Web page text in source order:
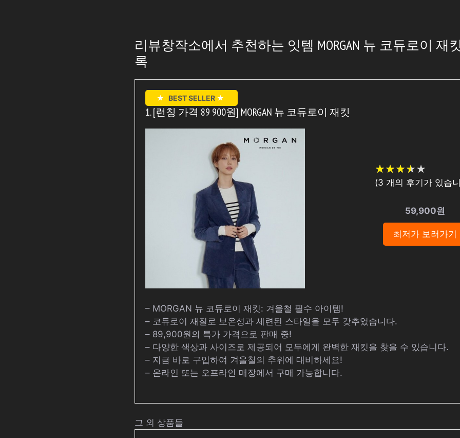
리뷰창작소에서 추천하는 잇템 MORGAN 뉴 코듀로이 재
록
★ BEST SELLER ★
1. [런칭 가격 89 900원] MORGAN 뉴 코듀로이 재킷
★★★★★
★★★★★
(3 개의 후기가 있습
59,900원
최저가 보러가기
– MORGAN 뉴 코듀로이 재킷: 겨울철 필수 아이템!
– 코듀로이 재질로 보온성과 세련된 스타일을 모두 갖추었습니다.
– 89,900원의 특가 가격으로 판매 중!
– 다양한 색상과 사이즈로 제공되어 모두에게 완벽한 재킷을 찾을 수 있습니다.
– 지금 바로 구입하여 겨울철의 추위에 대비하세요!
– 온라인 또는 오프라인 매장에서 구매 가능합니다.
그 외 상품들